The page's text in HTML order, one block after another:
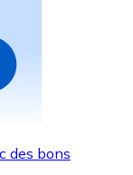
de cartes-cadeaux
des bons